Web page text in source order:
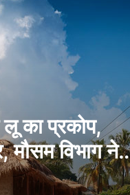
वादे ही मिले,
लोगों ने